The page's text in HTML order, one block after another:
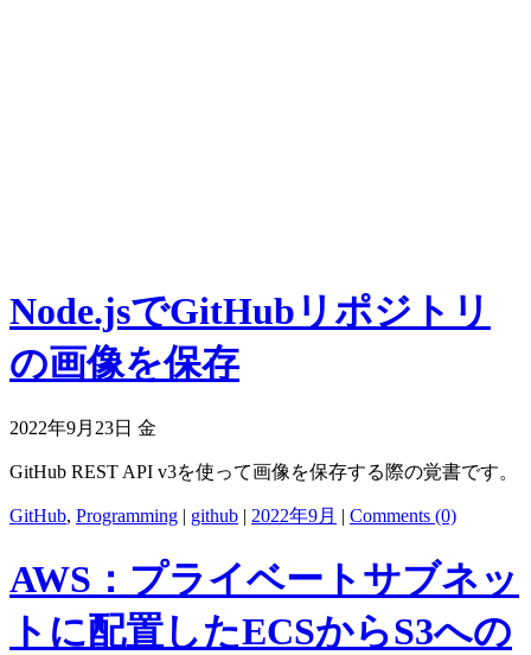
Node.jsでGitHubリポジトリ
の画像を保存
2022年9月23日 金
GitHub REST API v3を使って画像を保存する際の覚書です。
GitHub, Programming | github | 2022年9月 | Comments (0)
AWS：プライベートサブネッ
トに配置したECSからS3への